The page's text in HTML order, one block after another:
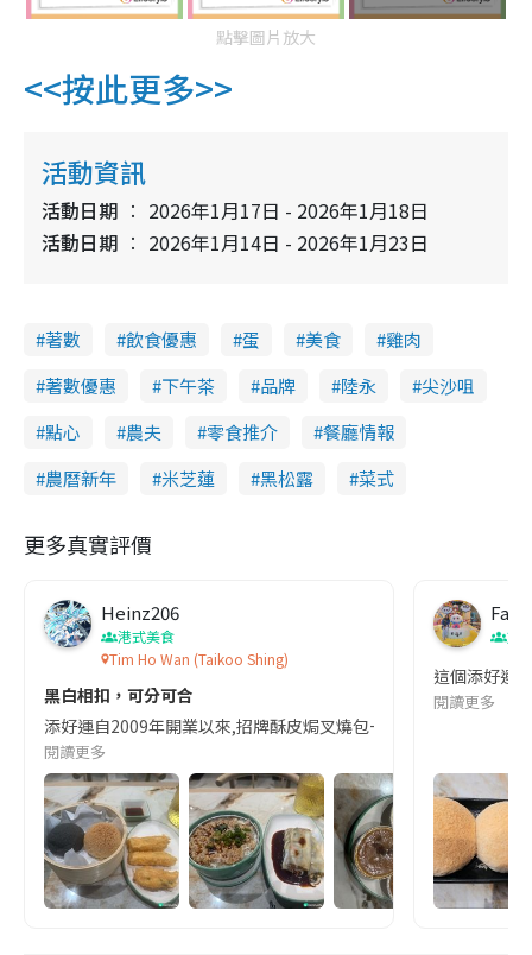
點擊圖片放大
<<按此更多>>
活動資訊
活動日期
2026年1月17日 - 2026年1月18日
活動日期
2026年1月14日 - 2026年1月23日
著數 飲食優惠 蛋 美食
雞肉
著數優惠
下午茶 品牌 陸永
尖沙咀
點心
農夫 零食推介
餐廳情報
農曆新年
米芝蓮 黑松露 菜式
更多真實評價
Heinz206
港式美食
Tim Ho Wan (Taikoo Shing)
黑白相扣，可分可合
添好運自2009年開業以來,招牌酥皮焗叉燒包一直陪伴住香港人
閱讀更多
旅
這個添好運
閱讀更多